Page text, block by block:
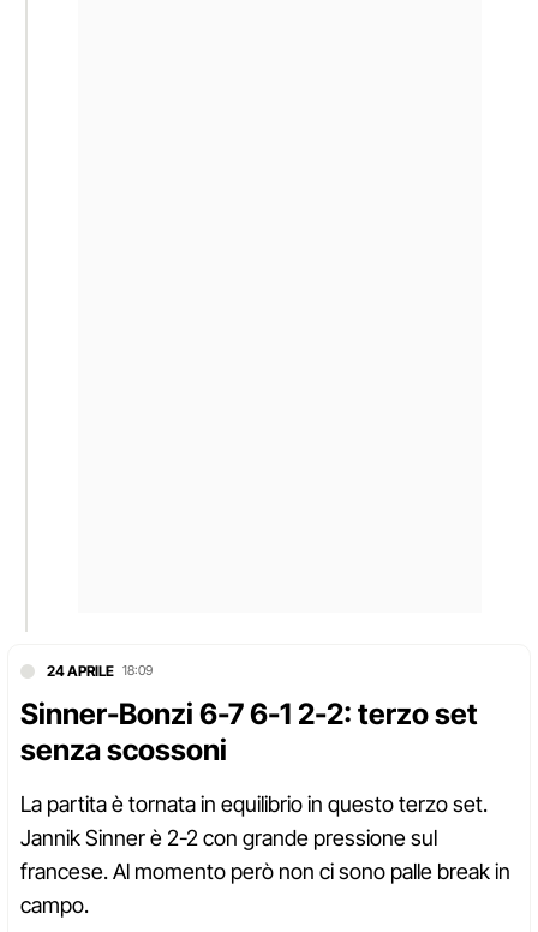
24 APRILE 18:09
Sinner-Bonzi 6-7 6-1 2-2: terzo set
senza scossoni
La partita è tornata in equilibrio in questo terzo set.
Jannik Sinner è 2-2 con grande pressione sul
francese. Al momento però non ci sono palle break in
campo.